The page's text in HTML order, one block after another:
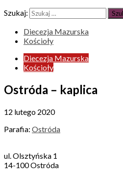
Szukaj:
Diecezja Mazurska
Kościoły
Diecezja Mazurska
Kościoły
Ostróda – kaplica
12 lutego 2020
Parafia: Ostróda
ul. Olsztyńska 1
14-100 Ostróda